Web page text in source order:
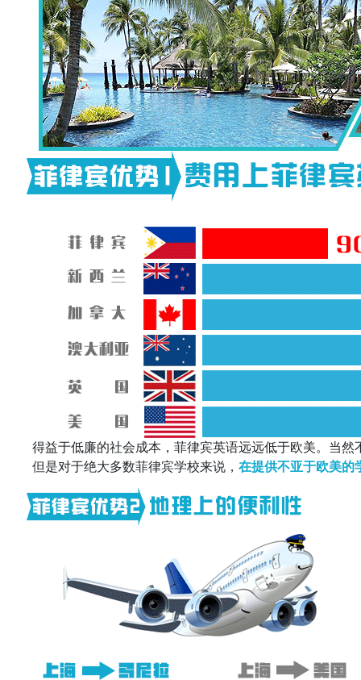
得益于低廉的社会成本，菲律宾英语远远低于欧美。当
但是对于绝大多数菲律宾学校来说， 在提供不亚于欧美的